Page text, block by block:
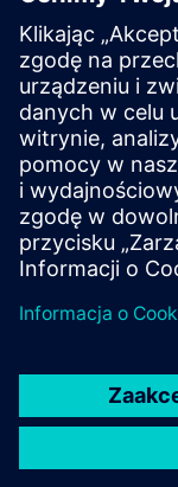
Siemens
Helps CAM users
consistency. It
manufacturing
and machining
Dowiedz się